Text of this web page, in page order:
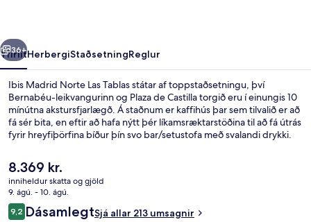
Næsta
36+
YfirlitHerbergiStaðsetningReglur
Ibis Madrid Norte Las Tablas státar af toppstaðsetningu, því
Bernabéu-leikvangurinn og Plaza de Castilla torgið eru í einungis 10
mínútna akstursfjarlægð. Á staðnum er kaffihús þar sem tilvalið er að
fá sér bita, en eftir að hafa nýtt þér líkamsræktarstöðina til að fá útrás
fyrir hreyfiþörfina bíður þín svo bar/setustofa með svalandi drykki.
hápunkta sem eru í boði. Gististaðurinn er stutt frá
almenningssamgöngum: Palas de Ray lestarstöðin er í 10 mínútna
göngufjarlægð og Maria Tudor lestarstöðin í 13 mínútna.
Núverandi
verð
er
8.369 kr.
8.369 kr.
inniheldur skatta og gjöld
9. ágú. - 10. ágú.
Umsagnir
9,29,2 af 10
DásamlegtSjá allar 213 umsagnir